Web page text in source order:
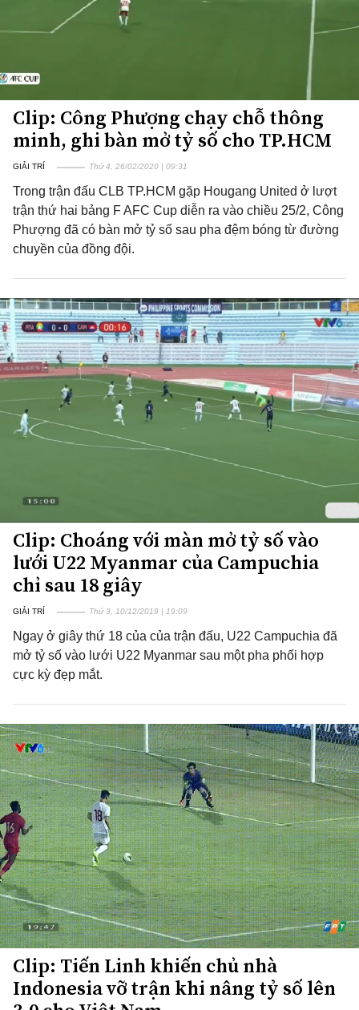
Clip: Công Phượng chạy chỗ thông
minh, ghi bàn mở tỷ số cho TP.HCM
GIẢI TRÍ Thứ 4, 26/02/2020 | 09:31
Trong trận đấu CLB TP.HCM gặp Hougang United ở lượt
trận thứ hai bảng F AFC Cup diễn ra vào chiều 25/2, Công
Phượng đã có bàn mở tỷ số sau pha đệm bóng từ đường
chuyền của đồng đội.
Clip: Choáng với màn mở tỷ số vào
lưới U22 Myanmar của Campuchia
chỉ sau 18 giây
GIẢI TRÍ Thứ 3, 10/12/2019 | 19:09
Ngay ở giây thứ 18 của của trận đấu, U22 Campuchia đã
mở tỷ số vào lưới U22 Myanmar sau một pha phối hợp
cực kỳ đẹp mắt.
Clip: Tiến Linh khiến chủ nhà
Indonesia vỡ trận khi nâng tỷ số lên